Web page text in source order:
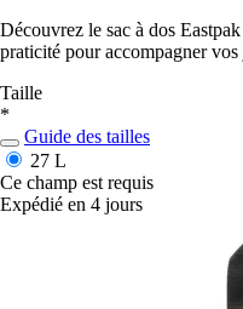
Découvrez le sac à dos
praticité pour accompagner vos
Taille
*
Guide des tailles
27 L
Ce champ est requis
Expédié en 4 jours